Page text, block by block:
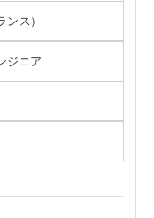
ス）
ジニア